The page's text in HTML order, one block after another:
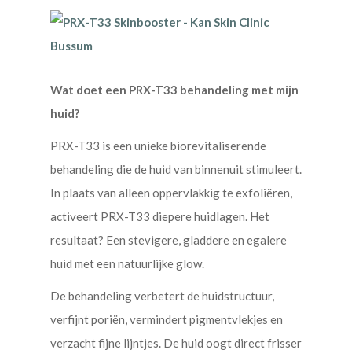
Wat doet een PRX-T33 behandeling met mijn
huid?
PRX-T33 is een unieke biorevitaliserende
behandeling die de huid van binnenuit stimuleert.
In plaats van alleen oppervlakkig te exfoliëren,
activeert PRX-T33 diepere huidlagen. Het
resultaat? Een stevigere, gladdere en egalere
huid met een natuurlijke glow.
De behandeling verbetert de huidstructuur,
verfijnt poriën, vermindert pigmentvlekjes en
verzacht fijne lijntjes. De huid oogt direct frisser